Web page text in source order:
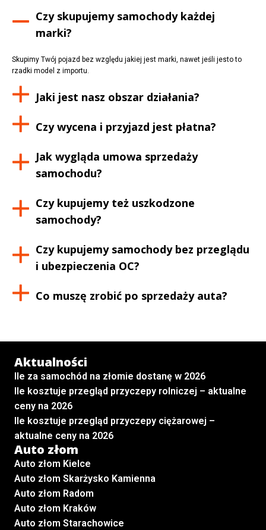
Czy skupujemy samochody każdej
marki?
Skupimy Twój pojazd bez względu jakiej jest marki, nawet jeśli jesto to
rzadki model z importu.
Jaki jest nasz obszar działania?
Czy wycena i przyjazd jest płatna?
Jak wygląda umowa sprzedaży
samochodu?
Czy kupujemy też uszkodzone
samochody?
Czy kupujemy samochody bez przeglądu
i ubezpieczenia OC?
Co muszę zrobić po sprzedaży auta?
Aktualności
Ile za samochód na złomie dostanę w 2026
Ile kosztuje przegląd przyczepy rolniczej – aktualne
ceny na 2026
Ile kosztuje przegląd przyczepy ciężarowej –
aktualne ceny na 2026
Auto złom
Auto złom Kielce
Auto złom Skarżysko Kamienna
Auto złom Radom
Auto złom Kraków
Auto złom Starachowice